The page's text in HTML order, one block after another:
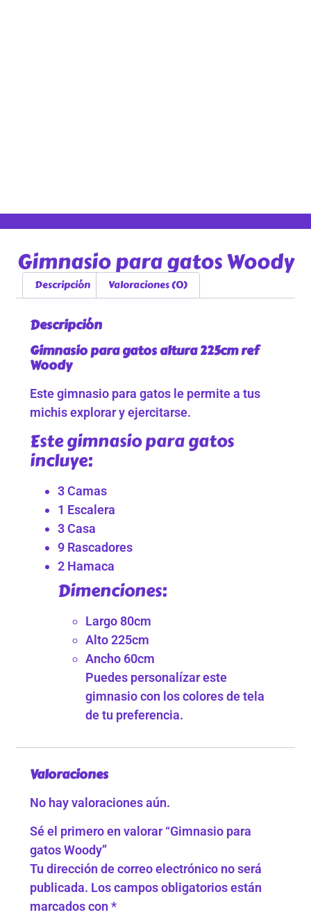
Gimnasio para gatos Woody
Descripción Valoraciones (0)
Descripción
Gimnasio para gatos altura 225cm ref
Woody
Este gimnasio para gatos le permite a tus
michis explorar y ejercitarse.
Este gimnasio para gatos
incluye:
3 Camas
1 Escalera
3 Casa
9 Rascadores
2 Hamaca
Dimenciones:
Largo 80cm
Alto 225cm
Ancho 60cm
Puedes personalízar este
gimnasio con los colores de tela
de tu preferencia.
Valoraciones
No hay valoraciones aún.
Sé el primero en valorar “Gimnasio para
gatos Woody”
Tu dirección de correo electrónico no será
publicada. Los campos obligatorios están
marcados con*